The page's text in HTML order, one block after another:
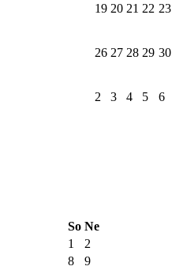
19 20 21 22 23
26 27 28 29 30
2 3 4 5 6
So Ne
1
2
8 9